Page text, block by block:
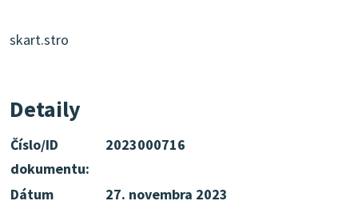
skart.stro
Detaily
Číslo/ID
dokumentu:
2023000716
Dátum
27. novembra 2023